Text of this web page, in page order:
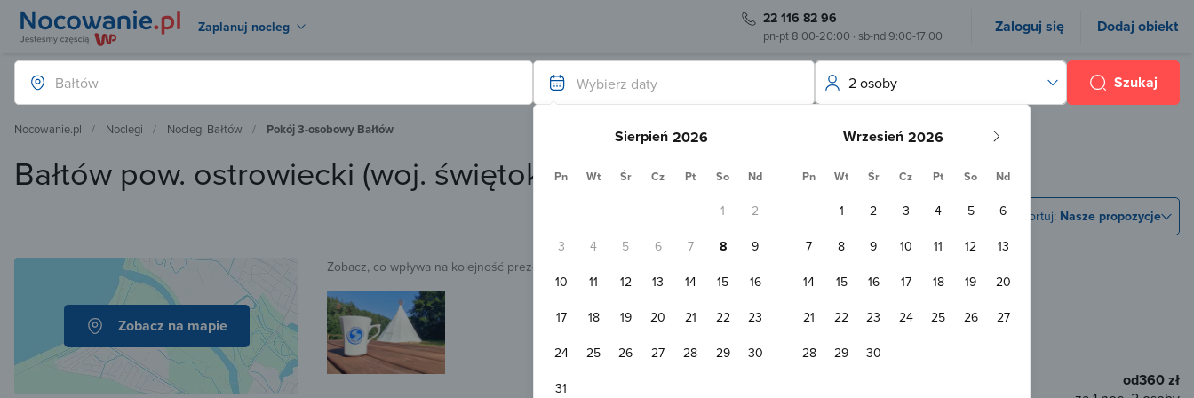
Zaplanuj nocleg 22 116 82 96
pn-pt 8:00-20:00 · sb-nd 9:00-17:00 Zaloguj się Dodaj obiekt
Wybierz daty
Sierpień Wrzesień
Pn Wt Śr Cz Pt So Nd Pn Wt Śr Cz Pt So Nd
1
2
3
4 5 6 7 8
9
10
11 12 13 14 15
16
17
18 19 20 21 22
23
24
25 26 27 28 29
30
31
1 2 3 4 5
6
7
8 9 10 11 12
13
14
15 16 17 18 19
20
21
22 23 24 25 26
27
28
29 30
2 osoby Szukaj
Nocowanie.pl Noclegi Noclegi Bałtów Pokój 3-osobowy Bałtów
Bałtów pow. ostrowiecki (woj. świętokrzyskie) - Pokój 3-osobowy
Sortuj: Nasze propozycje
Zobacz, co wpływa na kolejność prezentowanych obiektów.
Wild Nature Bałtów
Darmowy parking
Plac zabaw
Przyjazny zwierzętom
od360 zł
Zobacz na mapie